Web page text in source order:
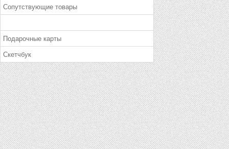
Сопутствующие товары
Подарочные карты
Скетчбук